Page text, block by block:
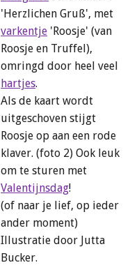
'Herzlichen Gruß', met
varkentje 'Roosje' (van
Roosje en Truffel),
omringd door heel veel
hartjes.
Als de kaart wordt
uitgeschoven stijgt
Roosje op aan een rode
klaver. (foto 2) Ook leuk
om te sturen met
Valentijnsdag!
(of naar je lief, op ieder
ander moment)
Illustratie door Jutta
Bucker.